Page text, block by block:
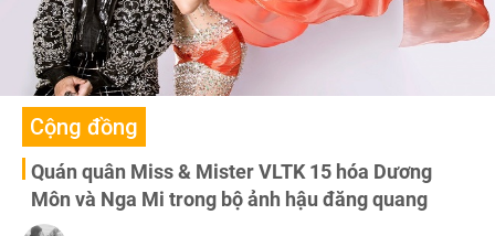
Cộng đồng
Quán quân Miss & Mister VLTK 15 hóa Dương
Môn và Nga Mi trong bộ ảnh hậu đăng quang